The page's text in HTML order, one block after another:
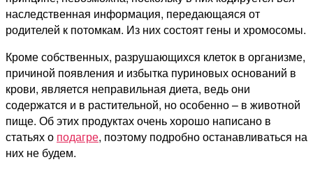
наследственная информация, передающаяся от
родителей к потомкам. Из них состоят гены и хромосомы.
Кроме собственных, разрушающихся клеток в организме,
причиной появления и избытка пуриновых оснований в
крови, является неправильная диета, ведь они
содержатся и в растительной, но особенно – в животной
пище. Об этих продуктах очень хорошо написано в
статьях о подагре, поэтому подробно останавливаться на
них не будем.